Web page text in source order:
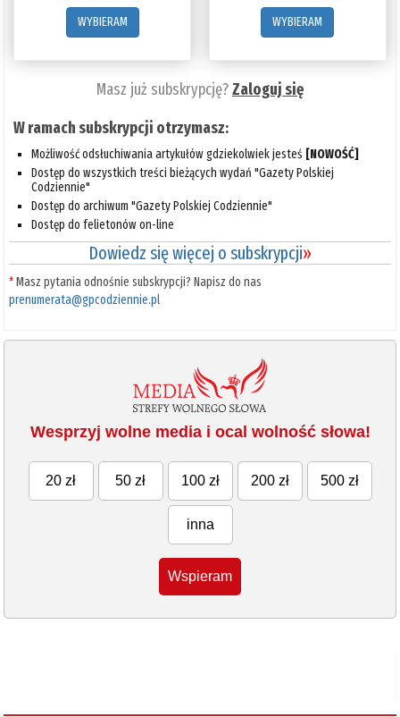
WYBIERAM
WYBIERAM
Masz już subskrypcję?Zaloguj się
W ramach subskrypcji otrzymasz:
Możliwość odsłuchiwania artykułów gdziekolwiek jesteś [NOWOŚĆ]
Dostęp do wszystkich treści bieżących wydań "Gazety Polskiej
Codziennie"
Dostęp do archiwum "Gazety Polskiej Codziennie"
Dostęp do felietonów on-line
Dowiedz się więcej o subskrypcji»
*Masz pytania odnośnie subskrypcji? Napisz do nas
prenumerata@gpcodziennie.pl
Wesprzyj wolne media i ocal wolność słowa!
20 zł 50 zł 100 zł 200 zł 500 zł
inna
Wspieram